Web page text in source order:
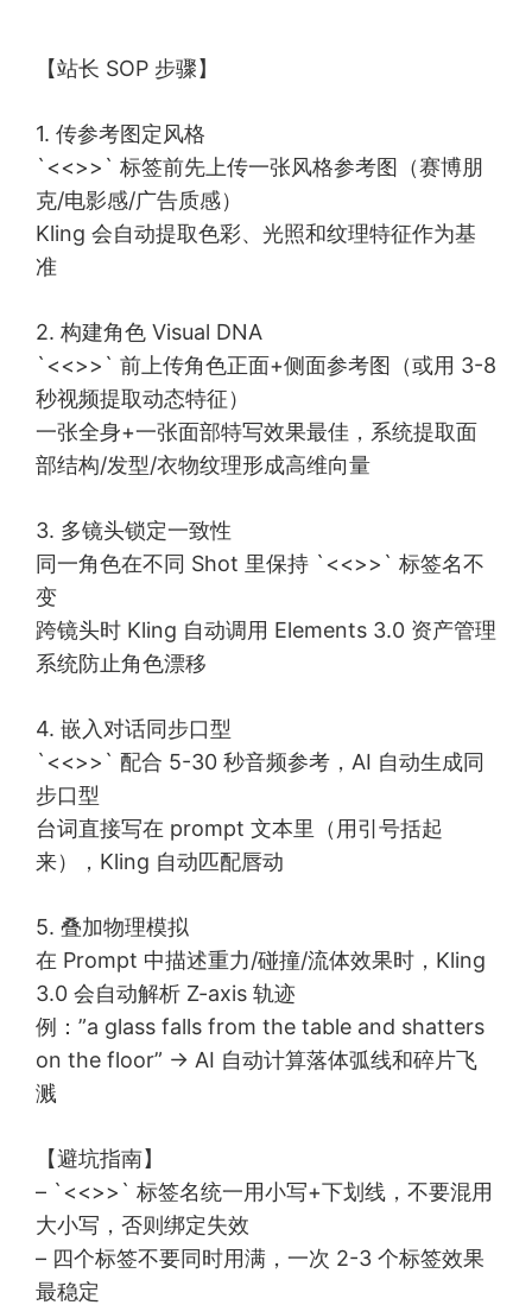
【站长 SOP 步骤】
1. 传参考图定风格
`<<>>` 标签前先上传一张风格参考图（赛博朋
克/电影感/广告质感）
Kling 会自动提取色彩、光照和纹理特征作为基
准
2. 构建角色 Visual DNA
`<<>>` 前上传角色正面+侧面参考图（或用 3-8
秒视频提取动态特征）
一张全身+一张面部特写效果最佳，系统提取面
部结构/发型/衣物纹理形成高维向量
3. 多镜头锁定一致性
同一角色在不同 Shot 里保持 `<<>>` 标签名不
变
跨镜头时 Kling 自动调用 Elements 3.0 资产管理
系统防止角色漂移
4. 嵌入对话同步口型
`<<>>` 配合 5-30 秒音频参考，AI 自动生成同
步口型
台词直接写在 prompt 文本里（用引号括起
来），Kling 自动匹配唇动
5. 叠加物理模拟
在 Prompt 中描述重力/碰撞/流体效果时，Kling
3.0 会自动解析 Z-axis 轨迹
例：”a glass falls from the table and shatters
on the floor” → AI 自动计算落体弧线和碎片飞
溅
【避坑指南】
– `<<>>` 标签名统一用小写+下划线，不要混用
大小写，否则绑定失效
– 四个标签不要同时用满，一次 2-3 个标签效果
最稳定